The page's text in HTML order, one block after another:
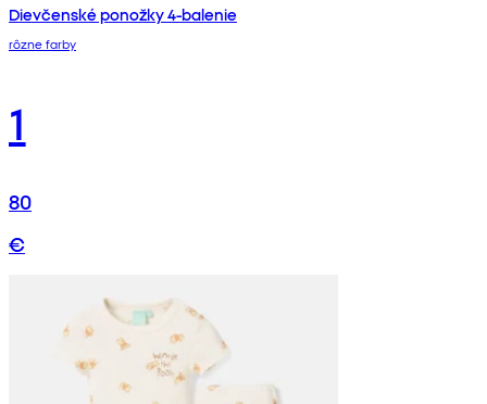
Dievčenské ponožky 4-balenie
rôzne farby
1
80
€